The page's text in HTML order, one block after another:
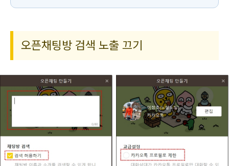
오픈채팅방 검색 노출 끄기